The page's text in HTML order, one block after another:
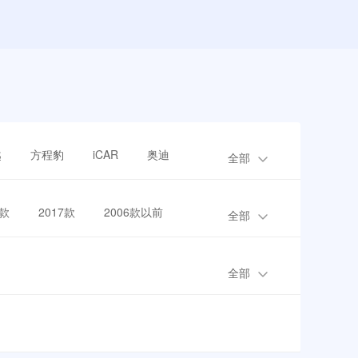
方程豹 iCAR 奥迪 全部
2017款 2006款以前 全部
全部